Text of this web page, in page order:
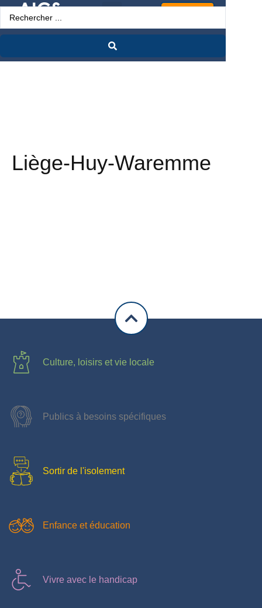
Liège-Huy-Waremme
Culture, loisirs et vie locale
Publics à besoins spécifiques
Sortir de l'isolement
Enfance et éducation
Vivre avec le handicap